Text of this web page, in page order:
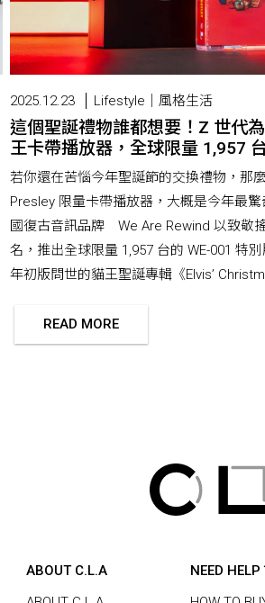
2025.12.23 Lifestyle｜風格生活
這個聖誕禮物誰都想要！Z 世代
王卡帶播放器，全球限量 1,957
若你還在苦惱今年聖誕節的交換禮物，那
Presley 限量卡帶播放器，大概是今年最
國復古音訊品牌 We Are Rewind 以致敬
名，推出全球限量 1,957 台的 WE-001 特
年初版問世的貓王聖誕專輯《Elvis’
READ MORE
ABOUT C.L.A
NEED HELP